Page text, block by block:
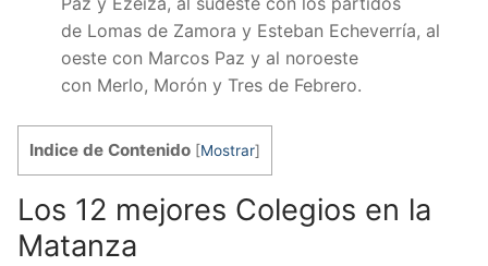
de Lomas de Zamora y Esteban Echeverría, al
oeste con Marcos Paz y al noroeste
con Merlo, Morón y Tres de Febrero.
Indice de Contenido [Mostrar]
Los 12 mejores Colegios en la
Matanza